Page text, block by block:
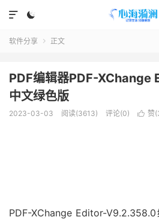


软件分享  正文
PDF编辑器PDF-
中文绿色版
2023-03-03 阅读(3613) 评论(0)  赞(
PDF-XChange Editor-